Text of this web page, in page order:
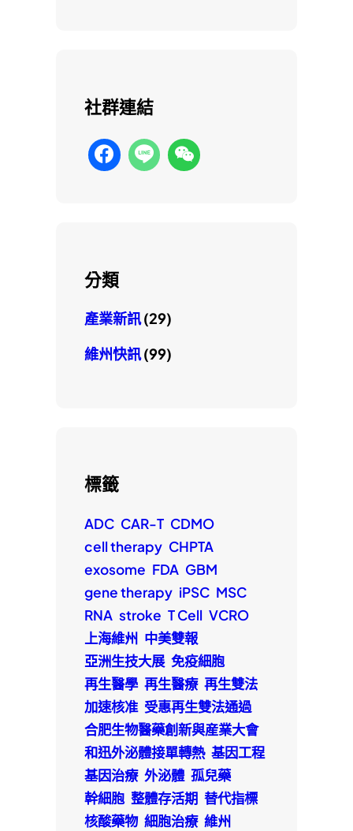
社群連結
分類
產業新訊(29)
維州快訊(99)
標籤
ADC CAR-T CDMO
cell therapy CHPTA
exosome FDA GBM
gene therapy iPSC MSC
RNA stroke T Cell VCRO
上海維州 中美雙報
亞洲生技大展 免疫細胞
再生醫學 再生醫療 再生雙法
加速核准 受惠再生雙法通過
合肥生物醫藥創新與産業大會
和迅外泌體接單轉熱 基因工程
基因治療 外泌體 孤兒藥
幹細胞 整體存活期 替代指標
核酸藥物 細胞治療 維州